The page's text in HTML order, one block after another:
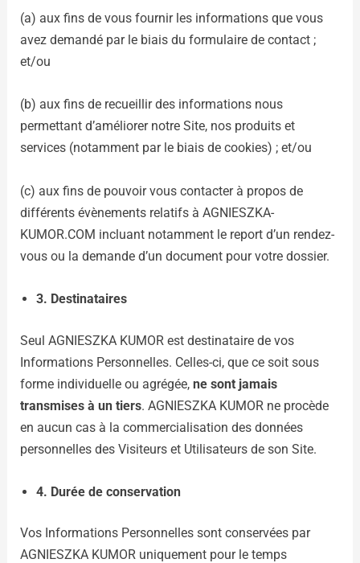
(a) aux fins de vous fournir les informations que vous
avez demandé par le biais du formulaire de contact ;
et/ou
(b) aux fins de recueillir des informations nous
permettant d’améliorer notre Site, nos produits et
services (notamment par le biais de cookies) ; et/ou
(c) aux fins de pouvoir vous contacter à propos de
différents évènements relatifs à AGNIESZKA-
KUMOR.COM incluant notamment le report d’un rendez-
vous ou la demande d’un document pour votre dossier.
3. Destinataires
Seul AGNIESZKA KUMOR est destinataire de vos
Informations Personnelles. Celles-ci, que ce soit sous
forme individuelle ou agrégée,ne sont jamais
transmises à un tiers. AGNIESZKA KUMOR ne procède
en aucun cas à la commercialisation des données
personnelles des Visiteurs et Utilisateurs de son Site.
4. Durée de conservation
Vos Informations Personnelles sont conservées par
AGNIESZKA KUMOR uniquement pour le temps